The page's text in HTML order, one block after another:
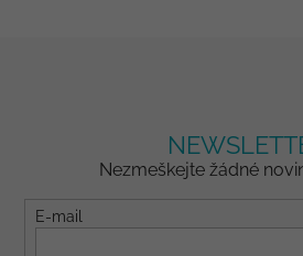
Nezmeškejte žádné
E-mail